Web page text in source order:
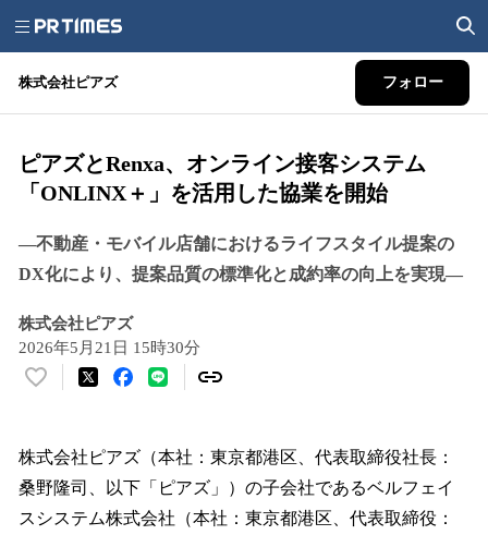
株式会社ピアズ フォロー
ピアズとRenxa、オンライン接客システム
「ONLINX＋」を活用した協業を開始
―不動産・モバイル店舗におけるライフスタイル提案の
DX化により、提案品質の標準化と成約率の向上を実現―
株式会社ピアズ
2026年5月21日 15時30分
い
！
数
を
読
株式会社ピアズ（本社：東京都港区、代表取締役社長：
桑野隆司、以下「ピアズ」）の子会社であるベルフェイ
スシステム株式会社（本社：東京都港区、代表取締役：